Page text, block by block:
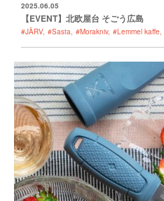
2025.06.05
【EVENT】北欧屋台 そごう広島
#JÄRV #Sasta #Morakniv #Lemmel kaffe